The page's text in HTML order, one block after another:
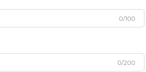
0/100
0/200